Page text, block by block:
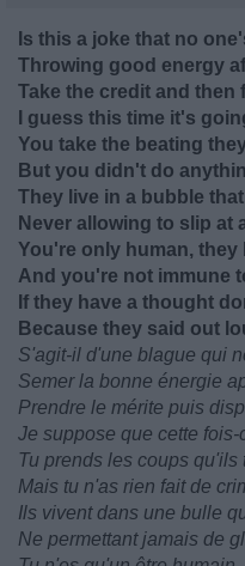
Is this a joke that no
Throwing good energy
Take the credit and then
I guess this time it's
You take the beating
But you didn't do
They live in a bubble
Never allowing to slip at
You're only human,
And you're not immune
If they have a thought
Because they said out
S'agit-il d'une blague qui
Semer la bonne énergie
Prendre le mérite puis
Je suppose que cette
Tu prends les coups qu'ils
Mais tu n'as rien fait de
Ils vivent dans une bulle
Ne permettant jamais de